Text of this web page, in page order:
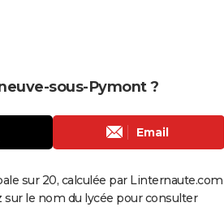
sous-Pymont ?
Email
sur 20, calculée par Linternaute.com
sur le nom du lycée pour consulter